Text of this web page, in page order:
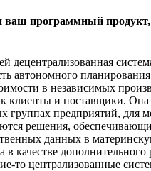
ваш программный
децентрализованная
автономного
в независимых
клиенты и поставщики.
группах предприятий, для
решения,
данных в
в качестве
то централизованные